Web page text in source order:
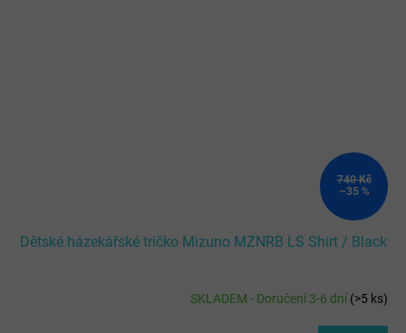
740 Kč
–35 %
Dětské házekářské tričko Mizuno MZNRB LS Shirt / Black
SKLADEM - Doručení 3-6 dní(>5 ks)